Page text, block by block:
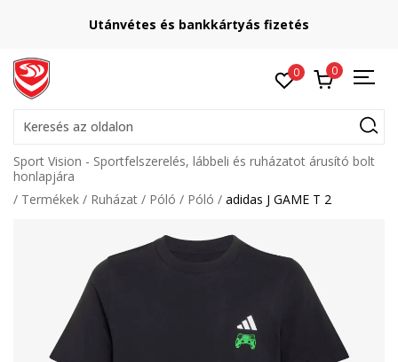
Utánvétes és bankkártyás fizetés
0 0
Keresés az oldalon
Sport Vision - Sportfelszerelés, lábbeli és ruházatot árusító bolt
honlapjára
Termékek
Ruházat Póló Póló adidas J GAME T 2